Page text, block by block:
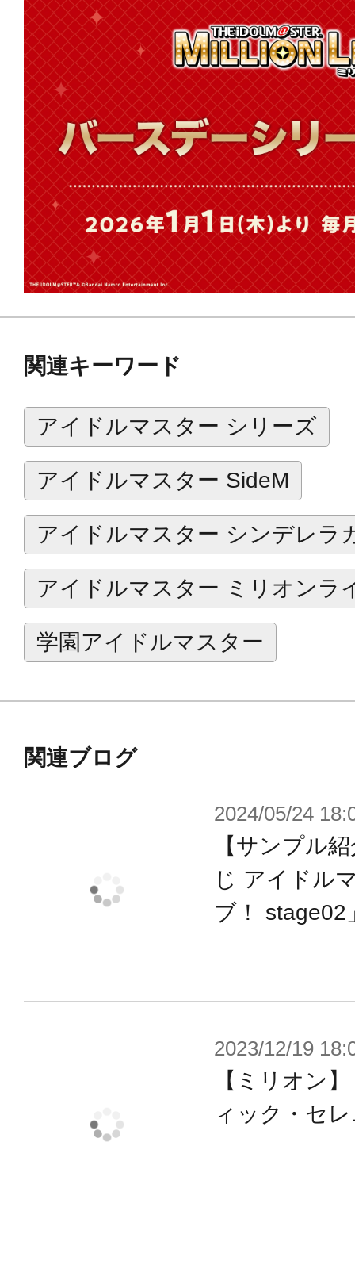
※こちらはコトブキヤショップ限定
※画像は開発中のイメージ画像です
す。
関連キーワード
アイドルマスター シリーズ
アイドルマスター SideM
アイドルマスター シンデレラ
アイドルマスター ミリオンラ
学園アイドルマスター
関連ブログ
2024/05/24
【サンプル
じ アイドル
ブ！ stage02
2023/12/19
【ミリオン
ィック・セ